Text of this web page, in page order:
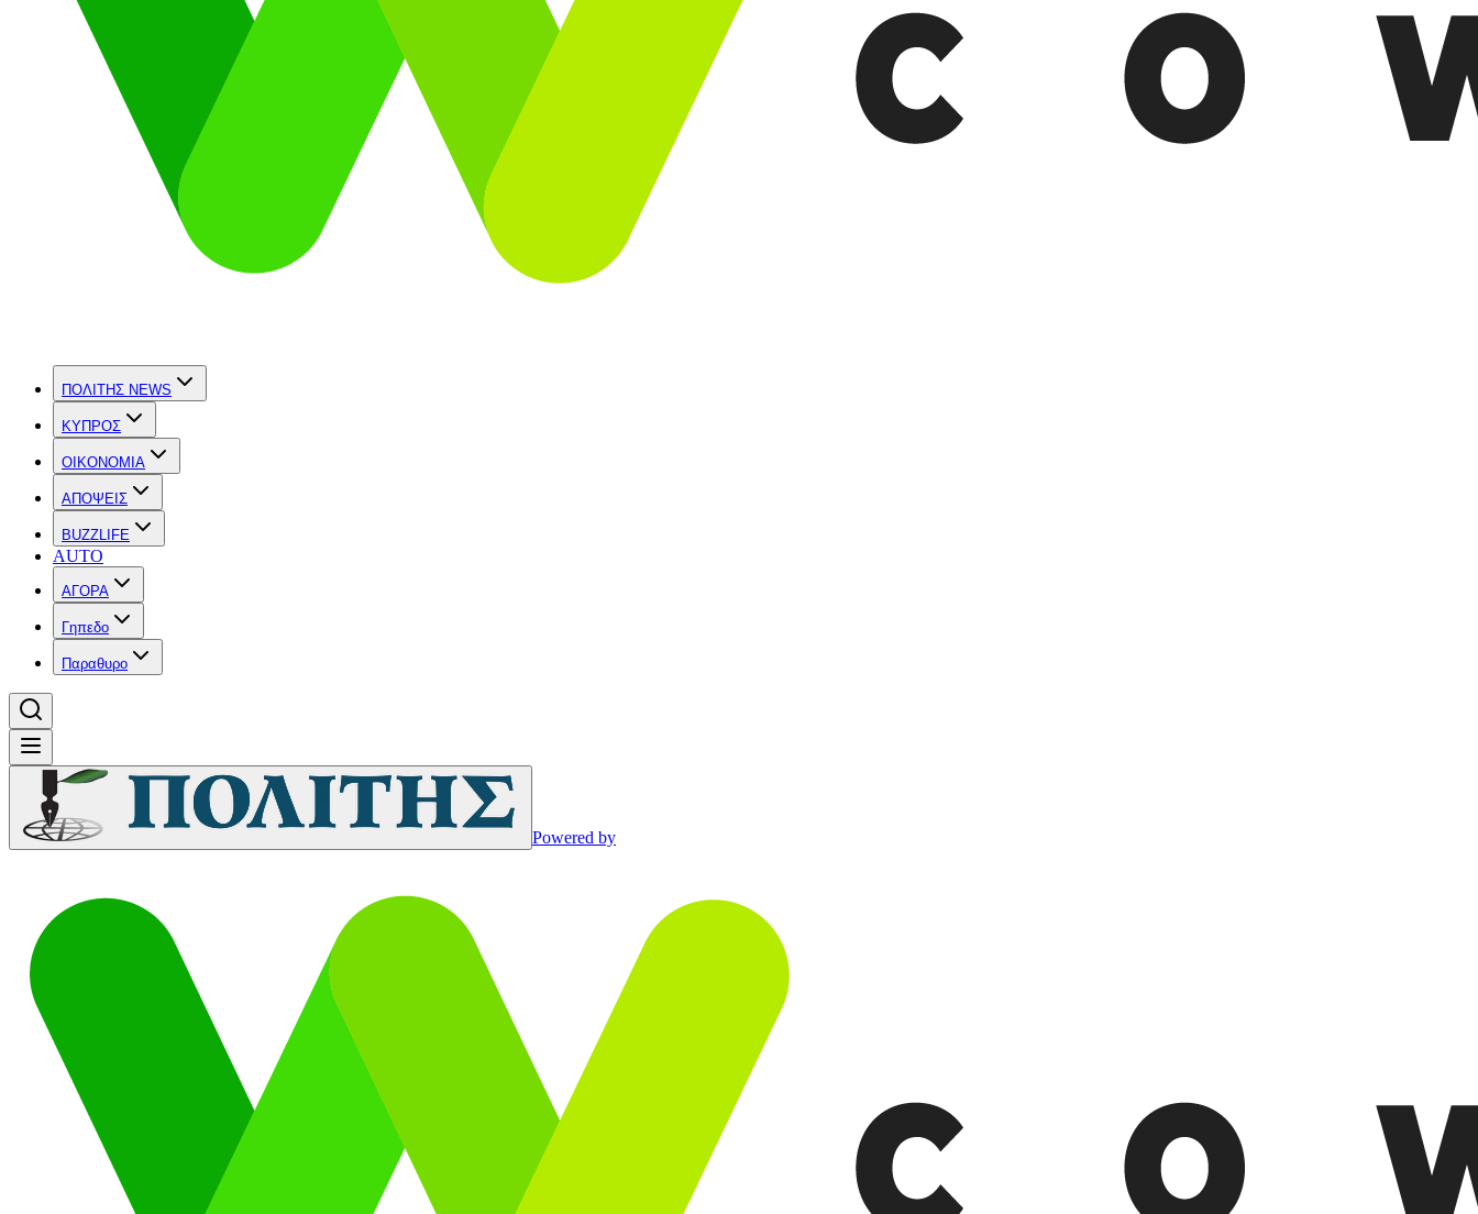
ΠΟΛΙΤΗΣ NEWS
ΚΥΠΡΟΣ
OIKONOMIA
ΑΠΟΨΕΙΣ
BUZZLIFE
AUTO
ΑΓΟΡΑ
Γηπεδο
Παραθυρο
Powered by